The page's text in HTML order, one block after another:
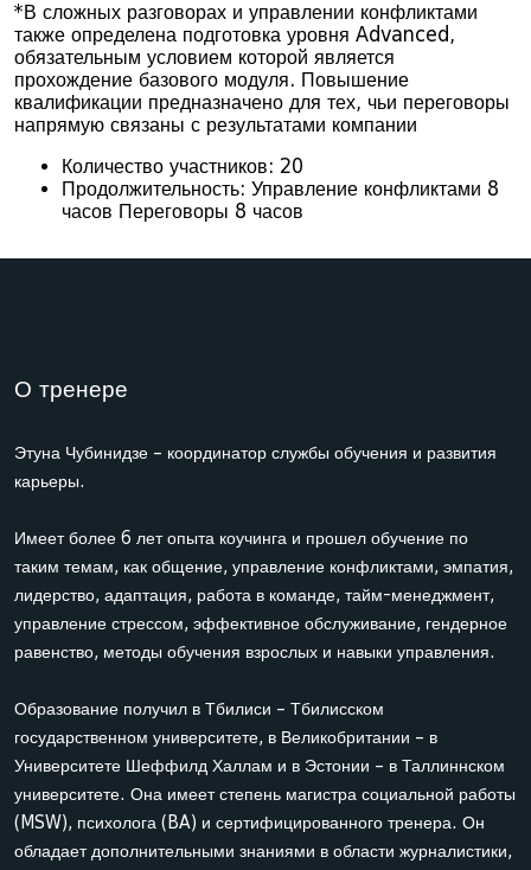
*В сложных разговорах и управлении конфликтами
также определена подготовка уровня Advanced,
обязательным условием которой является
прохождение базового модуля. Повышение
квалификации предназначено для тех, чьи переговоры
напрямую связаны с результатами компании
Количество участников: 20
Продолжительность: Управление конфликтами 8
часов Переговоры 8 часов
О тренере
Этуна Чубинидзе – координатор службы обучения и развития
карьеры.
Имеет более 6 лет опыта коучинга и прошел обучение по
таким темам, как общение, управление конфликтами, эмпатия,
лидерство, адаптация, работа в команде, тайм-менеджмент,
управление стрессом, эффективное обслуживание, гендерное
равенство, методы обучения взрослых и навыки управления.
Образование получил в Тбилиси – Тбилисском
государственном университете, в Великобритании – в
Университете Шеффилд Халлам и в Эстонии – в Таллиннском
университете. Она имеет степень магистра социальной работы
(MSW), психолога (BA) и сертифицированного тренера. Он
обладает дополнительными знаниями в области журналистики,